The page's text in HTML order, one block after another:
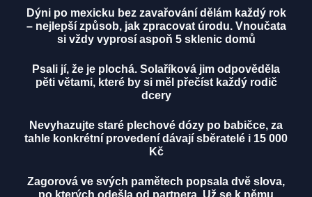
Dýni po mexicku bez zavařování dělám každý rok
– nejlepší způsob, jak zpracovat úrodu. Vnoučata
si vždy vyprosí aspoň 5 sklenic domů
Psali jí, že je plochá. Solaříková jim odpověděla
pěti větami, které by si měl přečíst každý rodič
dcery
Nevyhazujte staré plechové dózy po babičce, za
tahle konkrétní provedení dávají sběratelé i 15 000
Kč
Zagorová ve svých pamětech popsala dvě slova,